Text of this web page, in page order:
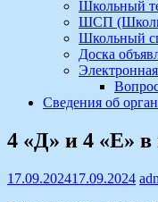
Школьный
ШСП
Школьный
Доска
Сведения об
4 «Д» и 4 «Е» в
17.09.202417.09.2024